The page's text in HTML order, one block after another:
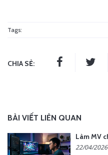
Tags:
CHIA SẺ:
BÀI VIẾT LIÊN QUAN
22/04/2026